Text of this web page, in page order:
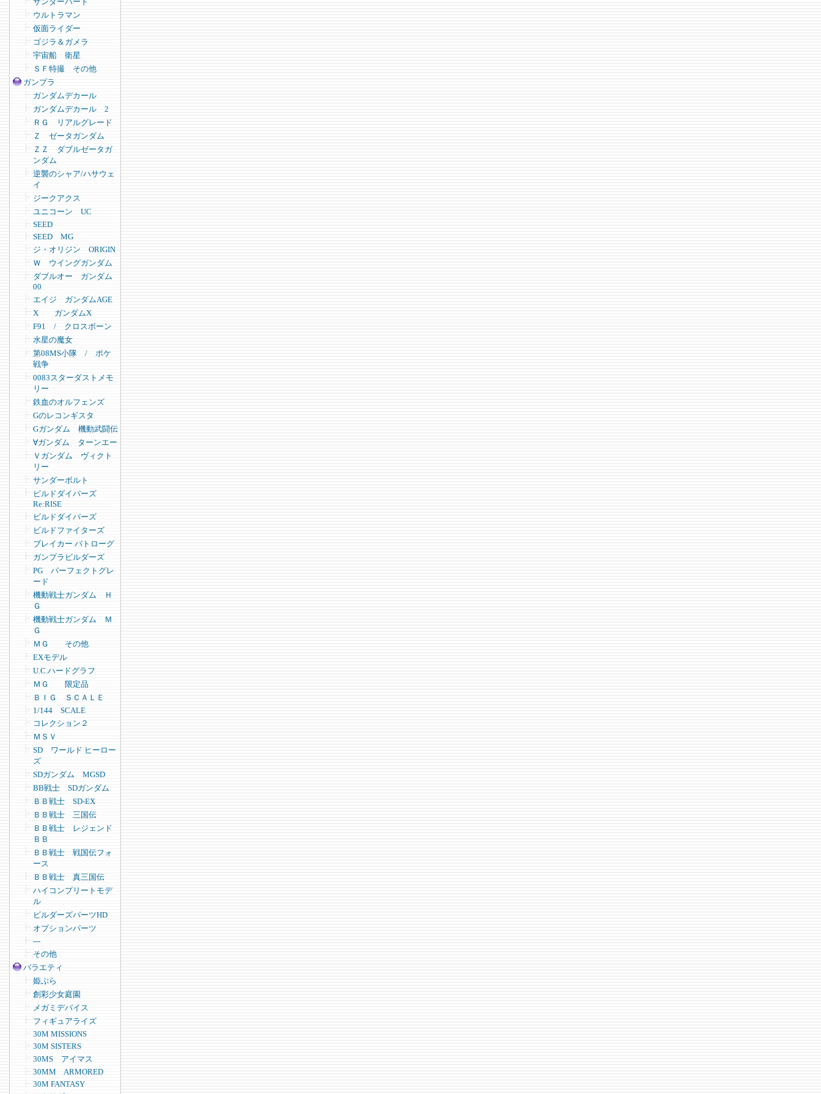
ウルトラマン
仮面ライダー
ゴジラ＆ガメラ
宇宙船 衛星
ＳＦ特撮 その他
ガンプラ
ガンダムデカール
ガンダムデカール 2
ＲＧ リアルグレード
Ｚ ゼータガンダム
ＺＺ ダブルゼータガ
ンダム
逆襲のシャア/ハサウェ
イ
ジークアクス
ユニコーン UC
SEED
SEED MG
ジ・オリジン ORIGIN
Ｗ ウイングガンダム
ダブルオー ガンダム
00
エイジ ガンダムAGE
X ガンダムX
F91 / クロスボーン
水星の魔女
第08MS小隊 / ポケ
戦争
0083スターダストメモ
リー
鉄血のオルフェンズ
Gのレコンギスタ
Gガンダム 機動武闘伝
∀ガンダム ターンエー
Ｖガンダム ヴィクト
リー
サンダーボルト
ビルドダイバーズ
Re:RISE
ビルドダイバーズ
ビルドファイターズ
ブレイカー バトローグ
ガンプラビルダーズ
PG パーフェクトグレ
ード
機動戦士ガンダム Ｈ
Ｇ
機動戦士ガンダム Ｍ
Ｇ
ＭＧ その他
EXモデル
U.C.ハードグラフ
ＭＧ 限定品
ＢＩＧ ＳＣＡＬＥ
1/144 SCALE
コレクション２
ＭＳＶ
SD ワールド ヒーロー
ズ
SDガンダム MGSD
BB戦士 SDガンダム
ＢＢ戦士 SD-EX
ＢＢ戦士 三国伝
ＢＢ戦士 レジェンド
ＢＢ
ＢＢ戦士 戦国伝フォ
ース
ＢＢ戦士 真三国伝
ハイコンプリートモデ
ル
ビルダーズパーツHD
オプションパーツ
---
その他
バラエティ
姫ぷら
創彩少女庭園
メガミデバイス
フィギュアライズ
30M MISSIONS
30M SISTERS
30MS アイマス
30MM ARMORED
30M FANTASY